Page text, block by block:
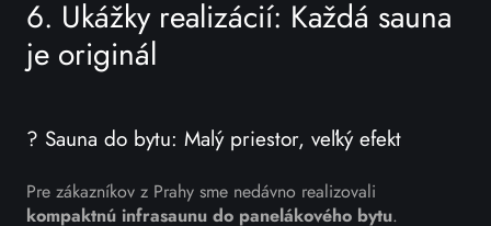
6. Ukážky realizácií: Každá sauna
je originál
? Sauna do bytu: Malý priestor, veľký efekt
Pre zákazníkov z Prahy sme nedávno realizovali
kompaktnú infrasaunu do panelákového bytu.